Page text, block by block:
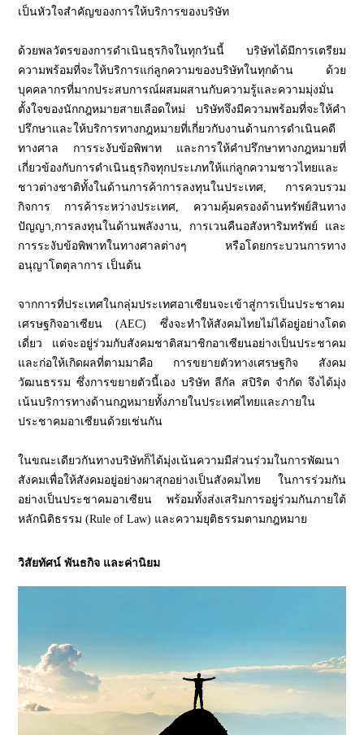
เป็นหัวใจสำคัญของการให้บริการของบริษัท
ด้วยพลวัตรของการดำเนินธุรกิจในทุกวันนี้ บริษัทได้มีการเตรียม
ความพร้อมที่จะให้บริการแก่ลูกความของบริษัทในทุกด้าน ด้วย
บุคคลากรที่มากประสบการณ์ผสมผสานกับความรู้และความมุ่งมั่น
ตั้งใจของนักกฎหมายสายเลือดใหม่ บริษัทจึงมีความพร้อมที่จะให้คำ
ปรึกษาและให้บริการทางกฎหมายที่เกี่ยวกับงานด้านการดำเนินคดี
ทางศาล การระงับข้อพิพาท และการให้คำปรึกษาทางกฎหมายที่
เกี่ยวข้องกับการดำเนินธุรกิจทุกประเภทให้แก่ลูกความชาวไทยและ
ชาวต่างชาติทั้งในด้านการค้าการลงทุนในประเทศ, การควบรวม
กิจการ การค้าระหว่างประเทศ, ความคุ้มครองด้านทรัพย์สินทาง
ปัญญา,การลงทุนในด้านพลังงาน, การเวนคืนอสังหาริมทรัพย์ และ
การระงับข้อพิพาทในทางศาลต่างๆ หรือโดยกระบวนการทาง
อนุญาโตตุลาการ เป็นต้น
จากการที่ประเทศในกลุ่มประเทศอาเซียนจะเข้าสู่การเป็นประชาคม
เศรษฐกิจอาเซียน (AEC) ซึ่งจะทำให้สังคมไทยไม่ได้อยู่อย่างโดด
เดี่ยว แต่จะอยู่ร่วมกับสังคมชาติสมาชิกอาเซียนอย่างเป็นประชาคม
และก่อให้เกิดผลที่ตามมาคือ การขยายตัวทางเศรษฐกิจ สังคม
วัฒนธรรม ซึ่งการขยายตัวนี้เอง บริษัท ลีกัล สปิริต จำกัด จึงได้มุ่ง
เน้นบริการทางด้านกฎหมายทั้งภายในประเทศไทยและภายใน
ประชาคมอาเซียนด้วยเช่นกัน
ในขณะเดียวกันทางบริษัทก็ได้มุ่งเน้นความมีส่วนร่วมในการพัฒนา
สังคมเพื่อให้สังคมอยู่อย่างผาสุกอย่างเป็นสังคมไทย ในการร่วมกัน
อย่างเป็นประชาคมอาเซียน พร้อมทั้งส่งเสริมการอยู่ร่วมกันภายใต้
หลักนิติธรรม (Rule of Law) และความยุติธรรมตามกฎหมาย
วิสัยทัศน์ พันธกิจ และค่านิยม